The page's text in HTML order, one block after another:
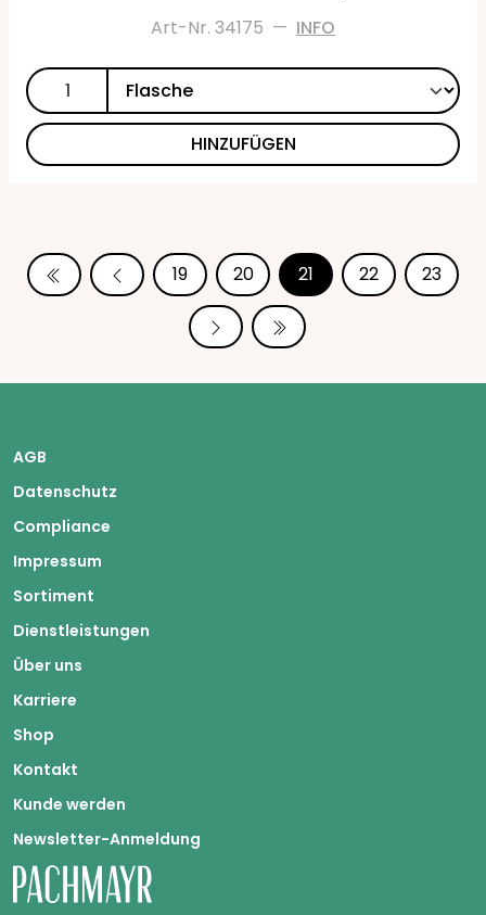
Art-Nr. 34175 — INFO
HINZUFÜGEN
19 20 21 22 23
AGB
Datenschutz
Compliance
Impressum
Sortiment
Dienstleistungen
Über uns
Karriere
Shop
Kontakt
Kunde werden
Newsletter-Anmeldung